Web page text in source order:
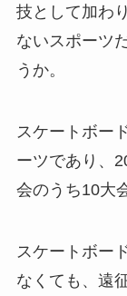
技として加わ
ないスポーツ
うか。
スケートボー
ーツであり、
会のうち10大
スケートボー
なくても、遠